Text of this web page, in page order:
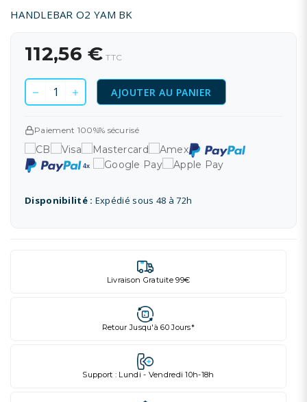
HANDLEBAR O2 YAM BK
112,56 € TTC
AJOUTER AU PANIER
Paiement 100%% sécurisé
Disponibilité : Expédié sous 48 à 72h
Livraison Gratuite 99€
Retour Jusqu'à 60 Jours*
Support : Lundi - Vendredi 10h-18h